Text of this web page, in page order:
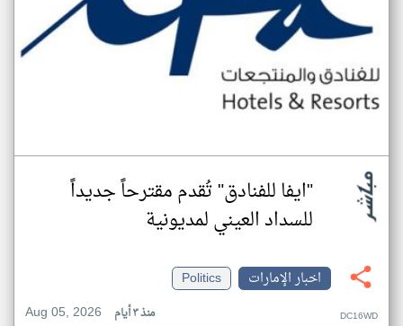
"ايفا للفنادق" تُقدم مقترحاً جديداً
للسداد العيني لمديونية
اخبار الإمارات
Politics
Aug 05, 2026
منذ ٣ أيام DC16WD